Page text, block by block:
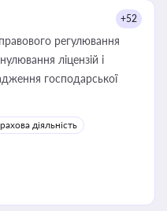
+52
регулювання
ліцензій і
господарської
діяльність